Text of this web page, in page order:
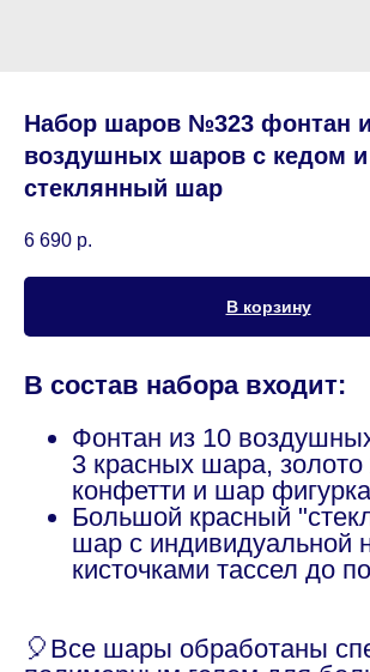
Набор шаров №323 фонтан
воздушных шаров с кедом
стеклянный шар
6 690 р.
В корзину
В состав набора входит:
Фонтан из 10
3 красных шара,
конфетти и шар
Большой красный
шар с индивидуальной
кисточками тассел до
🎈Все шары обработаны